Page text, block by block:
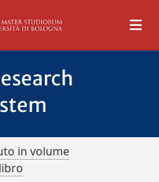
in volume